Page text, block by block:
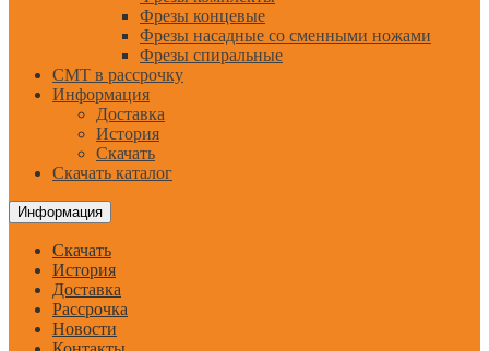
Фрезы концевые
Фрезы насадные со сменными ножами
Фрезы спиральные
CMT в рассрочку
Информация
Доставка
История
Скачать
Скачать каталог
Информация
Скачать
История
Доставка
Рассрочка
Новости